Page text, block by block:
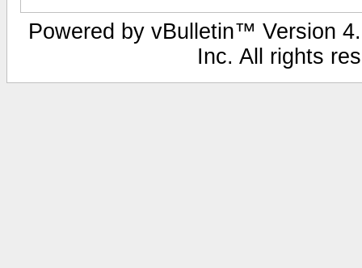
Powered by vBulletin™ Version
Inc. All rights